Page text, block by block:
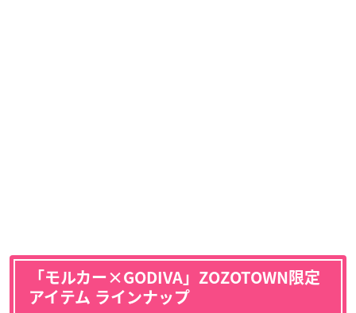
「モルカー×GODIVA」ZOZOTOWN限定
アイテム ラインナップ